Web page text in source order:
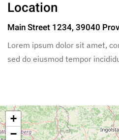
Location
Main Street 1234, 39040
Lorem ipsum dolor sit amet,
sed do eiusmod tempor
+
−